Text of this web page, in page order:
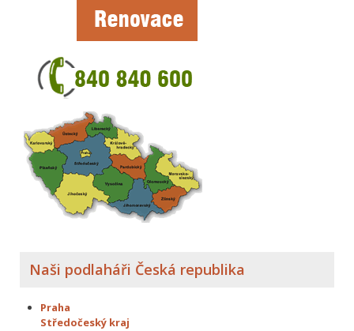
Naši podlaháři Česká republika
Praha
Středočeský kraj